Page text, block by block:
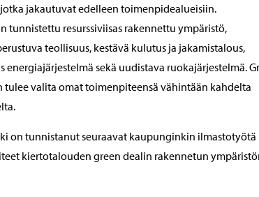
jakautuvat edelleen toimenpidealueisiin.
tunnistettu resurssiviisas rakennettu ympäristö,
teollisuus, kestävä kulutus ja jakamistalous,
energiajärjestelmä sekä uudistava ruokajärjestelmä.
valita omat toimenpiteensä vähintään kahdelta
on tunnistanut seuraavat kaupunginkin ilmastotyötä
kiertotalouden green dealin rakennetun